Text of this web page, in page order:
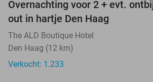
Overnachting voor 2 + evt.
out in hartje Den Haag
The ALD Boutique Hotel
Den Haag (12 km)
Verkocht: 1.233